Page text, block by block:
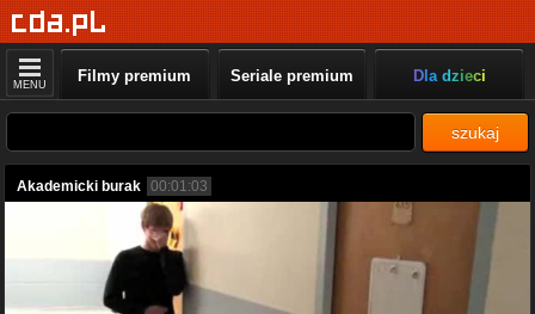
MENU Filmy premium Seriale premium Dla dzieci
szukaj
Akademicki burak 00:01:03